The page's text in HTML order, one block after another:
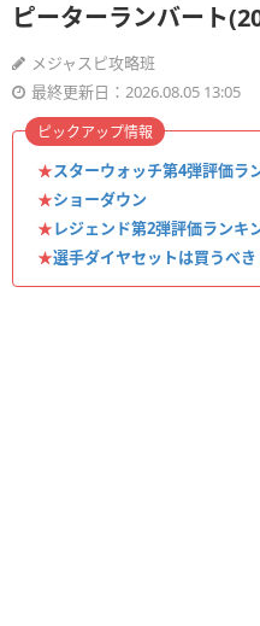
ピーターランバート
メジャスピ攻略班
最終更新日：2026.08.05 13:05
★スターウォッチ第4弾評価ラ
★ショーダウン
★レジェンド第2弾評価ランキ
★選手ダイヤセットは買うべき
ピックアップ情報